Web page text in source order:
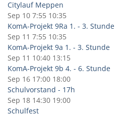
Citylauf Meppen
Sep 10 7:55 10:35
KomA-Projekt 9Ra 1. - 3. Stunde
Sep 11 7:55 10:35
KomA-Projekt 9a 1. - 3. Stunde
Sep 11 10:40 13:15
KomA-Projekt 9b 4. - 6. Stunde
Sep 16 17:00 18:00
Schulvorstand - 17h
Sep 18 14:30 19:00
Schulfest